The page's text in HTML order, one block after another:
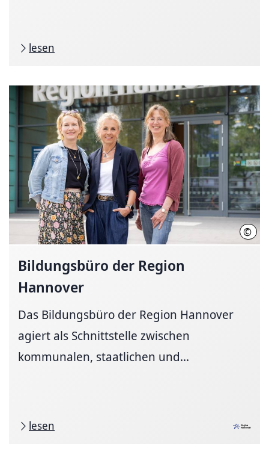
lesen
©
Bildungsbüro der Region
Hannover
Das Bildungsbüro der Region Hannover
agiert als Schnittstelle zwischen
kommunalen, staatlichen und...
lesen